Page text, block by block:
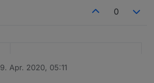
0
0.3.x
Apr. 2020, 05:11
von